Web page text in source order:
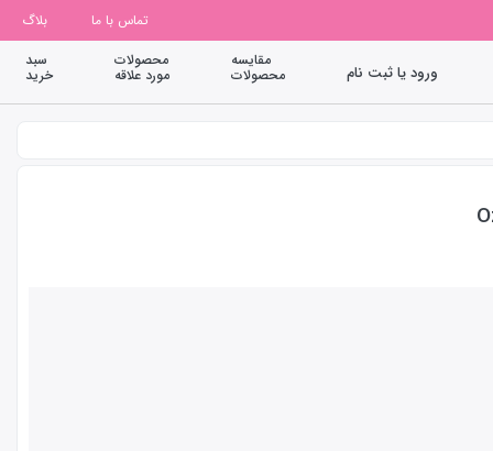
تماس با ما بلاگ
ورود یا ثبت نام
مقایسه
محصولات
محصولات
مورد علاقه
سبد
خرید